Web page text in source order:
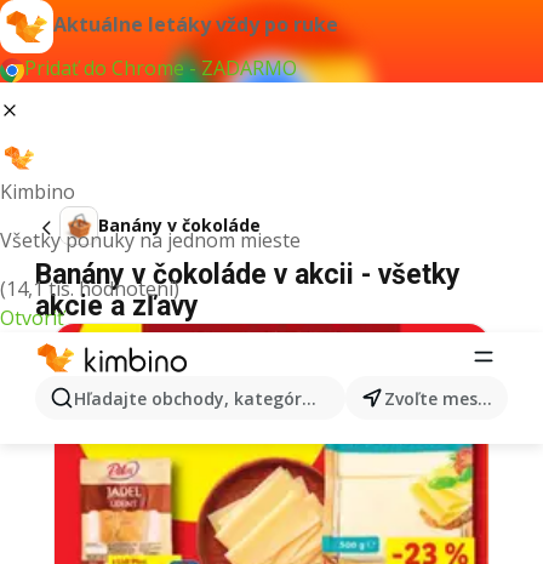
Aktuálne letáky vždy po ruke
Pridať do Chrome - ZADARMO
Kimbino
Všetky ponuky na jednom mieste
(14,1 tis. hodnotení)
Otvoriť
Hľadajte obchody, kategórie, produkty... Zvoľte mesto
Banány v čokoláde
Banány v čokoláde v akcii - všetky
akcie a zľavy